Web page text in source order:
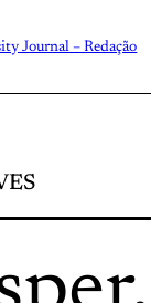
Journal – Redação